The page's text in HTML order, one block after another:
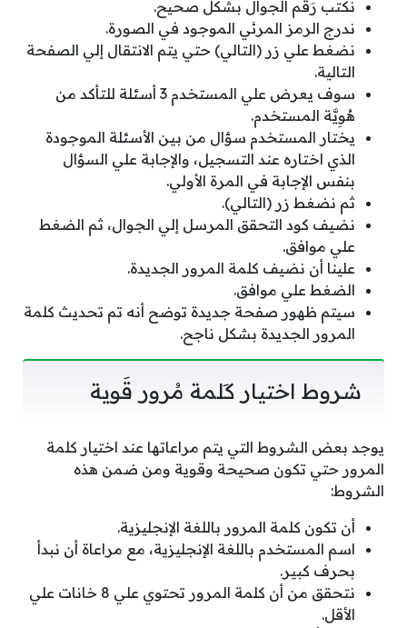
نكتب رَقَم الجوال بشكل صحيح.
ندرج الرمز المرئي الموجود في الصورة.
نضغط علي زر (التالي) حتي يتم الانتقال إلي الصفحة
التالية.
سوف يعرض علي المستخدم 3 أسئلة للتأكد من
هُوِيَّة المستخدم.
يختار المستخدم سؤال من بين الأسئلة الموجودة
الذي اختاره عند التسجيل، والإجابة علي السؤال
بنفس الإجابة في المرة الأولي.
ثم نضغط زر (التالي).
نضيف كود التحقق المرسل إلي الجوال، ثم الضغط
علي موافق.
علينا أن نضيف كلمة المرور الجديدة.
الضغط علي موافق.
سيتم ظهور صفحة جديدة توضح أنه تم تحديث كلمة
المرور الجديدة بشكل ناجح.
شروط اختيار كَلمة مُرور قَوية
يوجد بعض الشروط التي يتم مراعاتها عند اختيار كلمة
المرور حتي تكون صحيحة وقوية ومن ضمن هذه
الشروط:
أن تكون كلمة المرور باللغة الإنجليزية.
اسم المستخدم باللغة الإنجليزية، مع مراعاة أن نبدأ
بحرف كبير.
نتحقق من أن كلمة المرور تحتوي علي 8 خانات علي
الأقل.